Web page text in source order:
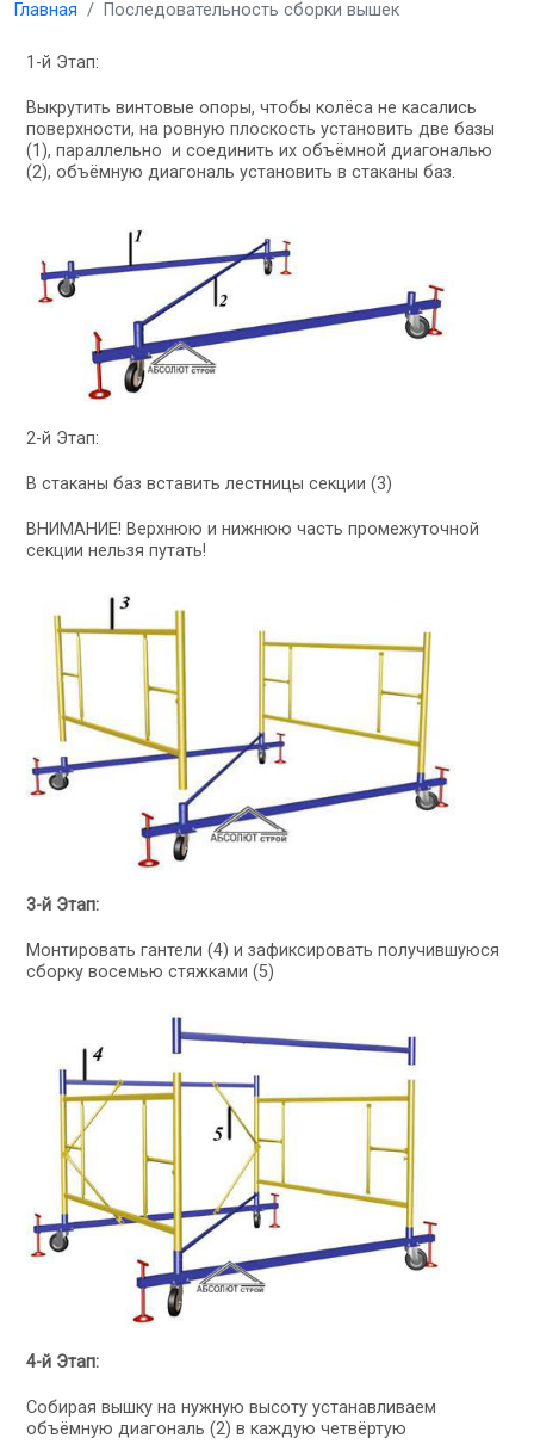
Главная Последовательность сборки вышек
1-й Этап:
Выкрутить винтовые опоры, чтобы колёса не касались
поверхности, на ровную плоскость установить две базы
(1), параллельно и соединить их объёмной диагональю
(2), объёмную диагональ установить в стаканы баз.
2-й Этап:
В стаканы баз вставить лестницы секции (3)
ВНИМАНИЕ! Верхнюю и нижнюю часть промежуточной
секции нельзя путать!
3-й Этап:
Монтировать гантели (4) и зафиксировать получившуюся
сборку восемью стяжками (5)
4-й Этап:
Собирая вышку на нужную высоту устанавливаем
объёмную диагональ (2) в каждую четвёртую